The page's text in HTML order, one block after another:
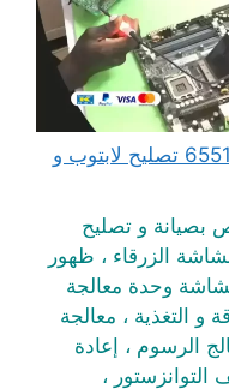
مهندس كمبيوتر النويصيب 65511033 تصليح لابتوب و
بصيانة و تصليح
الزرقاء ، ظهور
وحدة معالجة
التغذية ، معالجة
الرسوم ، إعادة
،